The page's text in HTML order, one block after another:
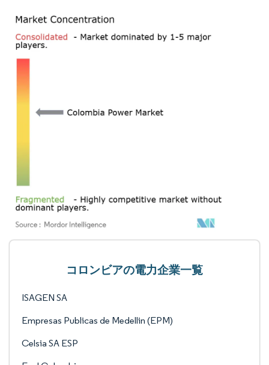
コロンビアの電力企業一覧
ISAGEN SA
Empresas Publicas de Medellin (EPM)
Celsia SA ESP